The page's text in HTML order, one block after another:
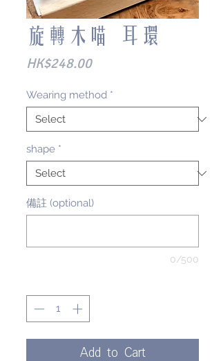
旋轉木喵 耳環
HK$248.00Price
Wearing method *
shape *
備註 (optional)
0/500
Add to Cart